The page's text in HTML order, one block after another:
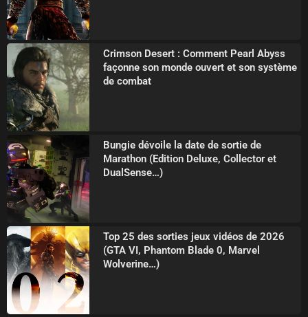
Crimson Desert : Comment Pearl Abyss
façonne son monde ouvert et son système
de combat
Bungie dévoile la date de sortie de
Marathon (Edition Deluxe, Collector et
DualSense…)
Top 25 des sorties jeux vidéos de 2026
(GTA VI, Phantom Blade 0, Marvel
Wolverine…)